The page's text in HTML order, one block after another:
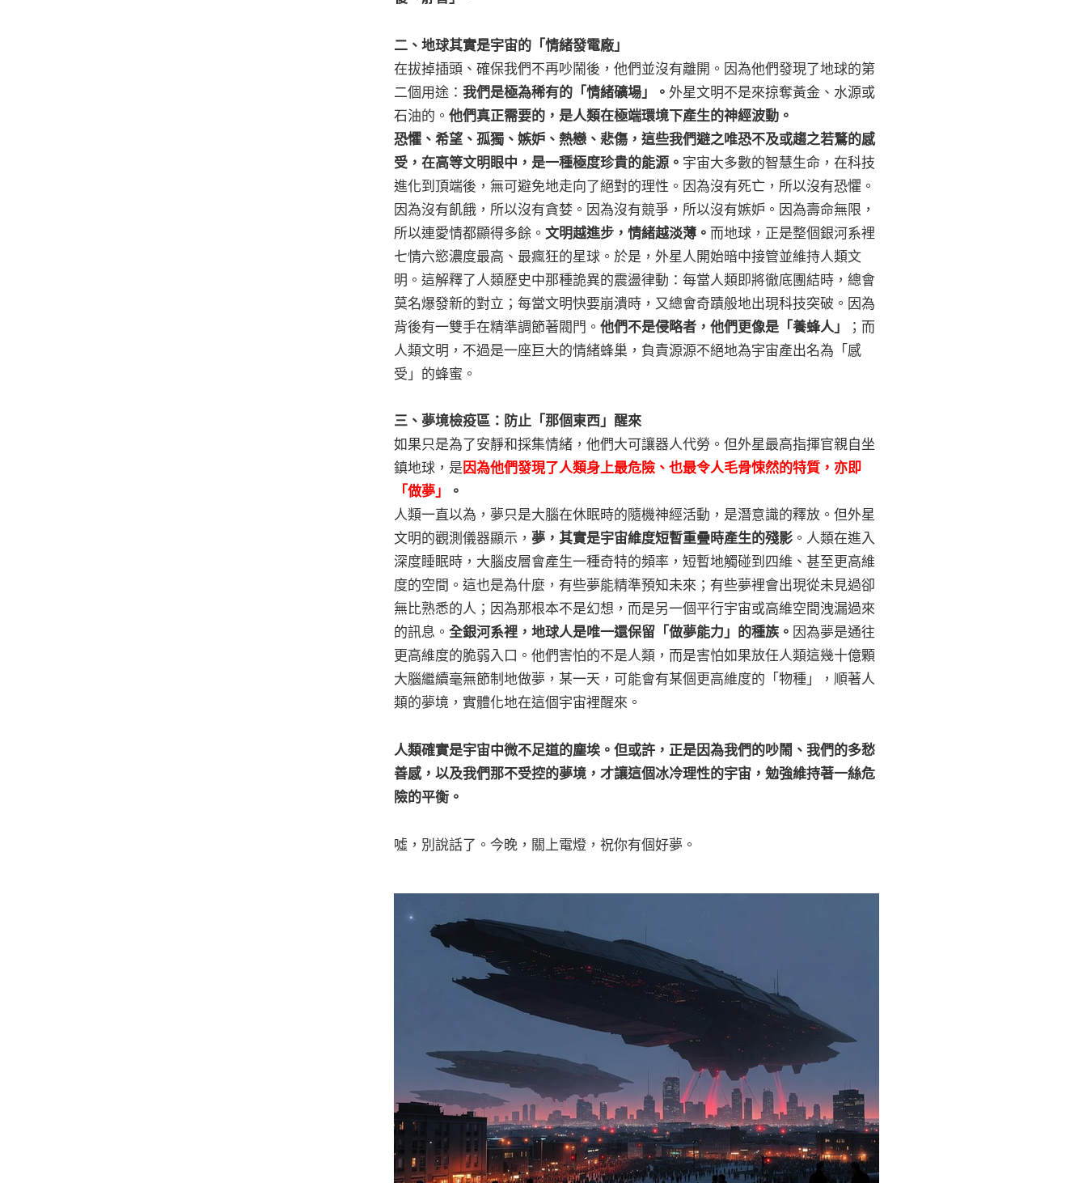
二、地球其實是宇宙的「情緒發電廠」
在拔掉插頭、確保我們不再吵鬧後，他們並沒有離開。因為他們發現了地球的第
二個用途： 我們是極為稀有的「情緒礦場」。 外星文明不是來掠奪黃金、水源或
石油的。 他們真正需要的，是人類在極端環境下產生的神經波動。
恐懼、希望、孤獨、嫉妒、熱戀、悲傷，這些我們避之唯恐不及或趨之若鶩的感
受，在高等文明眼中，是一種極度珍貴的能源。 宇宙大多數的智慧生命，在科技
進化到頂端後，無可避免地走向了絕對的理性。因為沒有死亡，所以沒有恐懼。
因為沒有飢餓，所以沒有貪婪。因為沒有競爭，所以沒有嫉妒。因為壽命無限，
所以連愛情都顯得多餘。 文明越進步，情緒越淡薄。 而地球，正是整個銀河系裡
七情六慾濃度最高、最瘋狂的星球。於是，外星人開始暗中接管並維持人類文
明。這解釋了人類歷史中那種詭異的震盪律動：每當人類即將徹底團結時，總會
莫名爆發新的對立；每當文明快要崩潰時，又總會奇蹟般地出現科技突破。因為
背後有一雙手在精準調節著閥門。 他們不是侵略者，他們更像是「養蜂人」
；而
人類文明，不過是一座巨大的情緒蜂巢，負責源源不絕地為宇宙產出名為「感
受」的蜂蜜。
三、夢境檢疫區：防止「那個東西」醒來
如果只是為了安靜和採集情緒，他們大可讓器人代勞。但外星最高指揮官親自坐
鎮地球，是 因為他們發現了人類身上最危險、也最令人毛骨悚然的特質，亦即
「做夢」
。
人類一直以為，夢只是大腦在休眠時的隨機神經活動，是潛意識的釋放。但外星
文明的觀測儀器顯示， 夢，其實是宇宙維度短暫重疊時產生的殘影 。人類在進入
深度睡眠時，大腦皮層會產生一種奇特的頻率，短暫地觸碰到四維、甚至更高維
度的空間。這也是為什麼，有些夢能精準預知未來；有些夢裡會出現從未見過卻
無比熟悉的人；因為那根本不是幻想，而是另一個平行宇宙或高維空間洩漏過來
的訊息。 全銀河系裡，地球人是唯一還保留「做夢能力」的種族。 因為夢是通往
更高維度的脆弱入口。他們害怕的不是人類，而是害怕如果放任人類這幾十億顆
大腦繼續毫無節制地做夢，某一天，可能會有某個更高維度的「物種」，順著人
類的夢境，實體化地在這個宇宙裡醒來。
人類確實是宇宙中微不足道的塵埃。但或許，正是因為我們的吵鬧、我們的多愁
善感，以及我們那不受控的夢境，才讓這個冰冷理性的宇宙，勉強維持著一絲危
險的平衡。
噓，別說話了。今晚，關上電燈，祝你有個好夢。